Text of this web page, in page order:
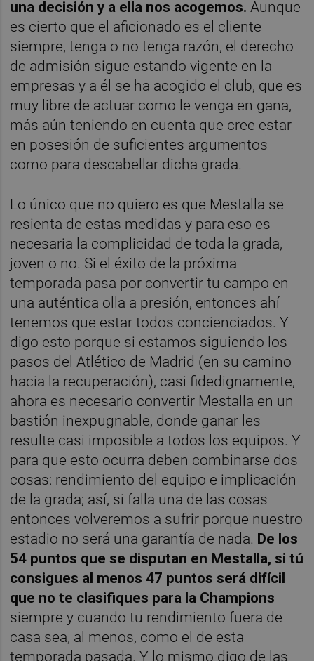
una decisión y a ella nos acogemos. Aunque
es cierto que el aficionado es el cliente
siempre, tenga o no tenga razón, el derecho
de admisión sigue estando vigente en la
empresas y a él se ha acogido el club, que es
muy libre de actuar como le venga en gana,
más aún teniendo en cuenta que cree estar
en posesión de suficientes argumentos
como para descabellar dicha grada.
Lo único que no quiero es que Mestalla se
resienta de estas medidas y para eso es
necesaria la complicidad de toda la grada,
joven o no. Si el éxito de la próxima
temporada pasa por convertir tu campo en
una auténtica olla a presión, entonces ahí
tenemos que estar todos concienciados. Y
digo esto porque si estamos siguiendo los
pasos del Atlético de Madrid (en su camino
hacia la recuperación), casi fidedignamente,
ahora es necesario convertir Mestalla en un
bastión inexpugnable, donde ganar les
resulte casi imposible a todos los equipos. Y
para que esto ocurra deben combinarse dos
cosas: rendimiento del equipo e implicación
de la grada; así, si falla una de las cosas
entonces volveremos a sufrir porque nuestro
estadio no será una garantía de nada. De los
54 puntos que se disputan en Mestalla, si tú
consigues al menos 47 puntos será difícil
que no te clasifiques para la Champions
siempre y cuando tu rendimiento fuera de
casa sea, al menos, como el de esta
temporada pasada. Y lo mismo digo de las